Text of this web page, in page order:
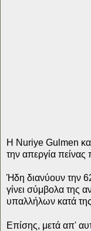
Η Nuriye Gulmen
την απεργία πείνας
Ήδη διανύουν την
γίνει σύμβολα της
υπαλλήλων κατά
Επίσης, μετά απ'